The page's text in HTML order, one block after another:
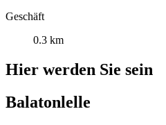
Geschäft
0.3 km
Hier werden Sie sein
Balatonlelle